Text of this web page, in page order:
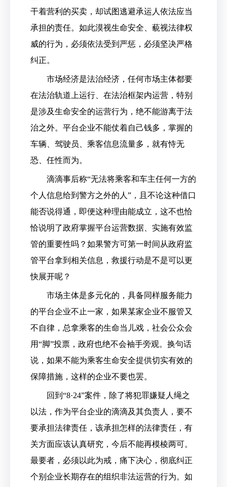
干着营利的买卖，却试图逃避承运人依法应当
承担的责任。如此漠视生命安全、藐视法律权
威的行为，必须依法受到严惩，必须坚决严格
纠正。
市场经济是法治经济，任何市场主体都要
在法治轨道上运行、在法治框架内运营，特别
是涉及生命安全的运营行为，绝不能游离于法
治之外。平台企业不能仗着自己钱多，掌握的
车辆、驾驶员、乘客信息流量多，就有恃无
恐、任性而为。
滴滴事后称“无法将乘客和车主任何一方的
个人信息给到警方之外的人”，且不论这种借口
能否说得通，即便这种理由能成立，这不也恰
恰说明了政府掌握平台运营数据、实施有效监
管的重要性吗？如果警方可第一时间从政府监
管平台拿到相关信息，救援行动是不是可以更
快展开呢？
市场主体是多元化的，具备同样服务能力
的平台企业不止一家，如果某家企业不服管又
不自律，总拿乘客的生命当儿戏，社会公众会
用“脚”投票，政府也绝不会袖手旁观。换句话
说，如果不能为乘客生命安全提供切实有效的
保障措施，这样的企业不要也罢。
回到“8·24”案件，除了将犯罪嫌疑人绳之
以法，作为平台企业的滴滴及其负责人，要不
要承担法律责任，该承担怎样的法律责任，有
关方面应该认真研究，今后不能再模棱两可。
最要者，必须以此为戒，痛下决心，彻底纠正
个别企业长期存在的组织非法运营的行为。如